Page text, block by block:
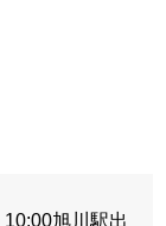
10:00旭川駅出